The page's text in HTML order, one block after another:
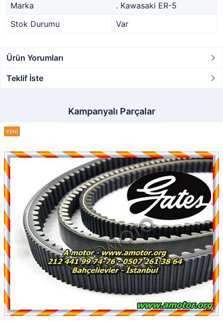
Marka
. Kawasaki ER-5
Stok Durumu
Var
Ürün Yorumları
Teklif İste
Kampanyalı Parçalar